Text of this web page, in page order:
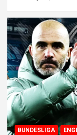
BUNDESLIGA